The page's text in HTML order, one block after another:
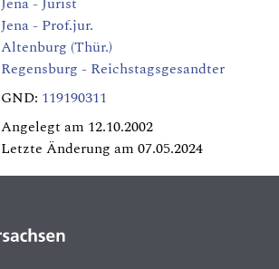
Jena - Prof.jur.
Altenburg (Thür.)
Regensburg - Reichstagsgesandter
GND: 119190311
Angelegt am 12.10.2002
Letzte Änderung am 07.05.2024